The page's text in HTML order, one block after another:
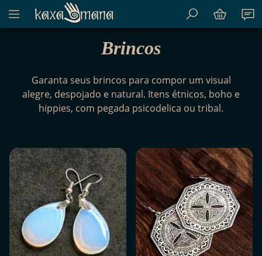
Mostrar menu de conteúdo do site
Brincos
Garanta seus brincos para compor um visual
alegre, despojado e natural. Itens étnicos, boho e
hippies, com pegada psicodelica ou tribal.